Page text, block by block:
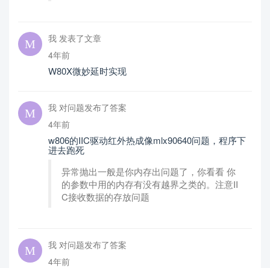
我 发表了文章
4年前
W80X微妙延时实现
我 对问题发布了答案
4年前
w806的IIC驱动红外热成像mlx90640问题，程序下
进去跑死
异常抛出一般是你内存出问题了，你看看 你
的参数中用的内存有没有越界之类的。注意II
C接收数据的存放问题
我 对问题发布了答案
4年前